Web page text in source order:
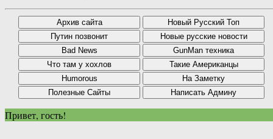
Привет, гость!